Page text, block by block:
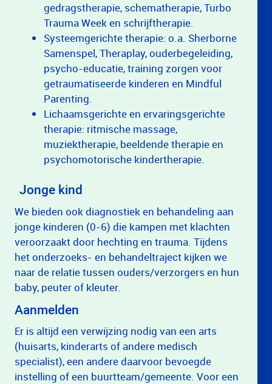
gedragstherapie, schematherapie, Turbo
Trauma Week en schrijftherapie.
Systeemgerichte therapie: o.a. Sherborne
Samenspel, Theraplay, ouderbegeleiding,
psycho-educatie, training zorgen voor
getraumatiseerde kinderen en Mindful
Parenting.
Lichaamsgerichte en ervaringsgerichte
therapie: ritmische massage,
muziektherapie, beeldende therapie en
psychomotorische kindertherapie.
Jonge kind
We bieden ook diagnostiek en behandeling aan
jonge kinderen (0-6) die kampen met klachten
veroorzaakt door hechting en trauma. Tijdens
het onderzoeks- en behandeltraject kijken we
naar de relatie tussen ouders/verzorgers en hun
baby, peuter of kleuter.
Aanmelden
Er is altijd een verwijzing nodig van een arts
(huisarts, kinderarts of andere medisch
specialist), een andere daarvoor bevoegde
instelling of een buurtteam/gemeente. Voor een